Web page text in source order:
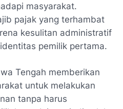
masyarakat.
pajak yang terhambat
kesulitan administratif
pemilik pertama.
Tengah memberikan
untuk melakukan
tanpa harus